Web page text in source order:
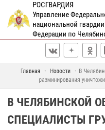
РОСГВАРДИЯ
Управление
национальной
Федерации по
Главная Новости
В
разминирования
В ЧЕЛЯБИНСКОЙ
СПЕЦИАЛИСТЫ